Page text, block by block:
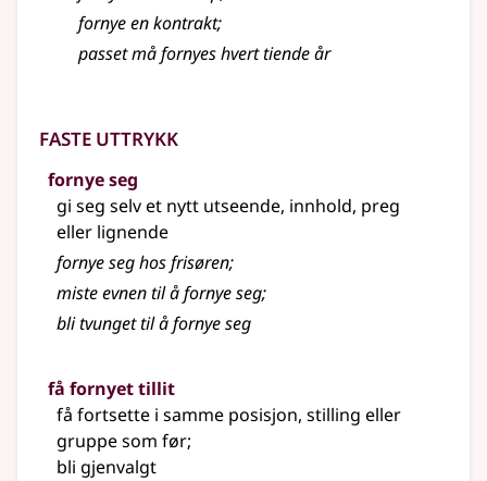
fornye en kontrakt;
passet må fornyes hvert tiende år
Faste uttrykk
fornye seg
gi seg selv et nytt utseende, innhold, preg
eller lignende
fornye seg hos frisøren;
miste evnen til å fornye seg;
bli tvunget til å fornye seg
få fornyet tillit
få fortsette i samme posisjon, stilling eller
gruppe som før;
bli gjenvalgt